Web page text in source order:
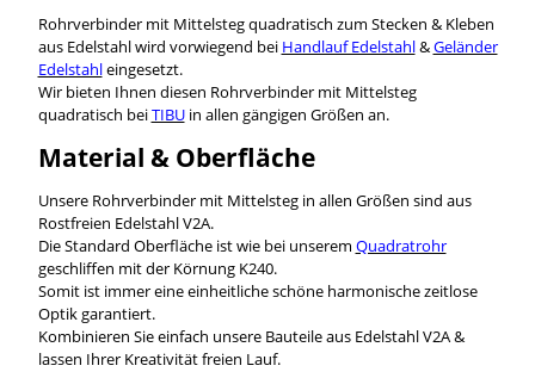
Rohrverbinder mit Mittelsteg quadratisch zum Stecken & Kleben
aus Edelstahl wird vorwiegend bei Handlauf Edelstahl&Geländer
Edelstahleingesetzt.
Wir bieten Ihnen diesen Rohrverbinder mit Mittelsteg
quadratisch beiTIBUin allen gängigen Größen an.
Material & Oberfläche
Unsere Rohrverbinder mit Mittelsteg in allen Größen sind aus
Rostfreien Edelstahl V2A.
Die Standard Oberfläche ist wie bei unserem Quadratrohr
geschliffen mit der Körnung K240.
Somit ist immer eine einheitliche schöne harmonische zeitlose
Optik garantiert.
Kombinieren Sie einfach unsere Bauteile aus Edelstahl V2A &
lassen Ihrer Kreativität freien Lauf.